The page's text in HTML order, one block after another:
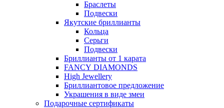
Браслеты
Подвески
Якутские бриллианты
Кольца
Серьги
Подвески
Бриллианты от 1 карата
FANCY DIAMONDS
High Jewellery
Бриллиантовое предложение
Украшения в виде змеи
Подарочные сертификаты